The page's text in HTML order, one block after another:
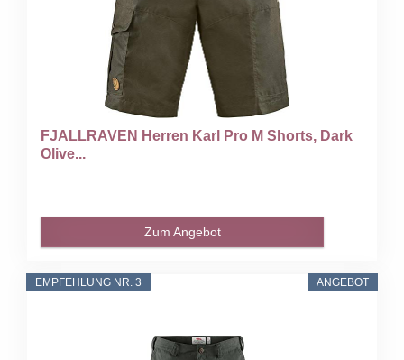
FJALLRAVEN Herren Karl Pro M Shorts, Dark
Olive...
Zum Angebot
ANGEBOT
EMPFEHLUNG NR. 3